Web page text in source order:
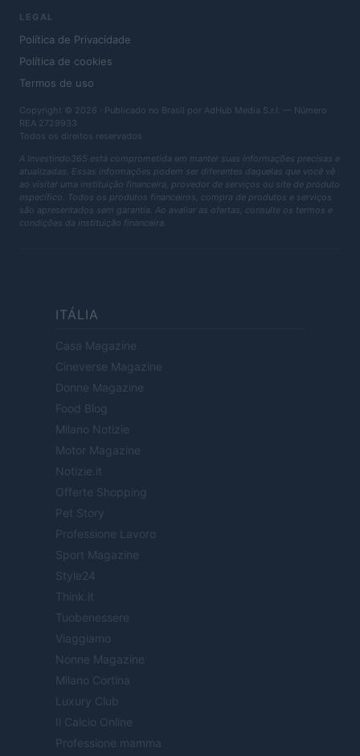
LEGAL
Política de Privacidade
Política de cookies
Termos de uso
Copyright © 2026 · Publicado no Brasil por AdHub Media S.r.l. — Número
REA 2729933
Todos os direitos reservados
A Investindo365 está comprometida em manter suas informações precisas e
atualizadas. Essas informações podem ser diferentes daquelas que você vê
ao visitar uma instituição financeira, provedor de serviços ou site de produto
específico. Todos os produtos financeiros, compra de produtos e serviços
são apresentados sem garantia. Ao avaliar as ofertas, consulte os termos e
condições da instituição financeira.
ITÁLIA
Casa Magazine
Cineverse Magazine
Donne Magazine
Food Blog
Milano Notizie
Motor Magazine
Notizie.it
Offerte Shopping
Pet Story
Professione Lavoro
Sport Magazine
Style24
Think.it
Tuobenessere
Viaggiamo
Nonne Magazine
Milano Cortina
Luxury Club
Il Calcio Online
Professione mamma